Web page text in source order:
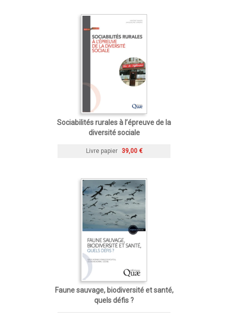
Sociabilités rurales à l’épreuve de la
diversité sociale
Livre papier 39,00 €
Faune sauvage, biodiversité et santé,
quels défis ?